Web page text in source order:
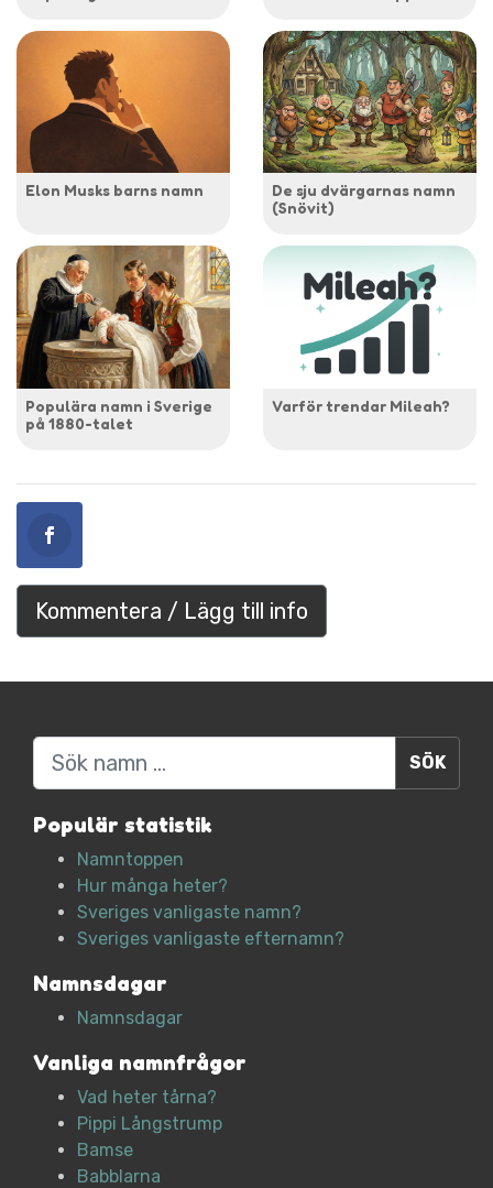
Elon Musks barns namn
De sju dvärgarnas namn
(Snövit)
Populära namn i Sverige
på 1880-talet
Varför trendar Mileah?
Kommentera / Lägg till info
Sök
Populär statistik
Namntoppen
Hur många heter?
Sveriges vanligaste namn?
Sveriges vanligaste efternamn?
Namnsdagar
Namnsdagar
Vanliga namnfrågor
Vad heter tårna?
Pippi Långstrump
Bamse
Babblarna